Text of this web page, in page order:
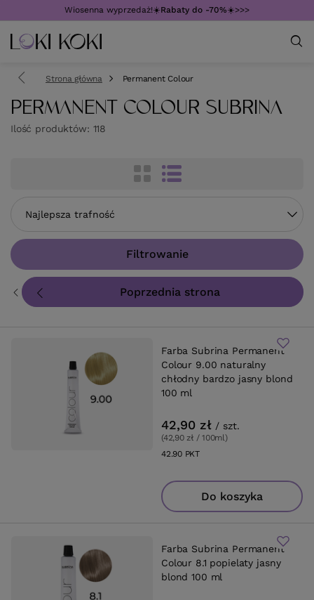
Wiosenna wyprzedaż!☀️Rabaty do -70%☀️>>>
Strona główna Permanent Colour
PERMANENT COLOUR SUBRINA
Ilość produktów: 118
Zmień sortowanie
Najlepsza trafność
Filtrowanie
Poprzednia strona
Farba Subrina Permanent
Colour 9.00 naturalny
chłodny bardzo jasny blond
100 ml
42,90 zł / szt.
(42,90 zł / 100ml)
42.90PKTpunktów
Do koszyka
Farba Subrina Permanent
Colour 8.1 popielaty jasny
blond 100 ml